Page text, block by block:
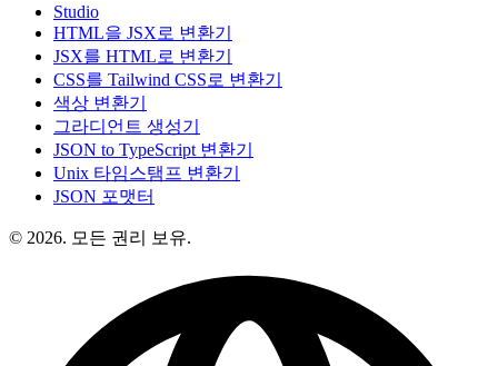
Studio
HTML을 JSX로 변환기
JSX를 HTML로 변환기
CSS를 Tailwind CSS로 변환기
색상 변환기
그라디언트 생성기
JSON to TypeScript 변환기
Unix 타임스탬프 변환기
JSON 포맷터
© 2026. 모든 권리 보유.